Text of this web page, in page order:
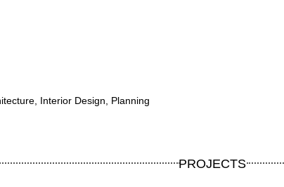
Interior Design, Planning
PROJECTS